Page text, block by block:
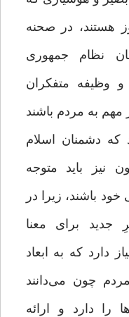
هستند، در صحنه
نظام جمهوری
و وظیفه متفکران
به مردم باشند
که دشمنان اسلام
نیز باید متوجه
باشند، زیرا در
جدید برای معنا
دارد که به ابعاد
چون می‌دانند
را دارد و ارائه